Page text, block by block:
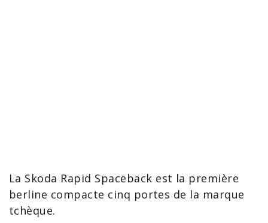
La Skoda Rapid Spaceback est la première
berline compacte cinq portes de la marque
tchèque.